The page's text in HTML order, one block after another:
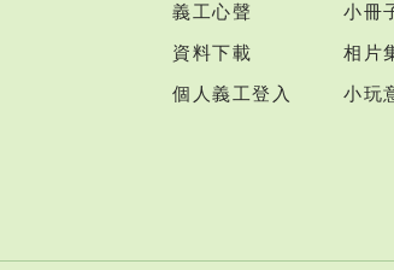
義工心聲
資料下載
個人義工登入
小冊
相片
小玩